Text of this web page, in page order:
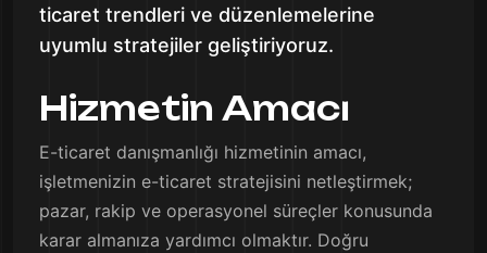
ticaret trendleri ve düzenlemelerine
uyumlu stratejiler geliştiriyoruz.
Hizmetin Amacı
E-ticaret danışmanlığı hizmetinin amacı,
işletmenizin e-ticaret stratejisini netleştirmek;
pazar, rakip ve operasyonel süreçler konusunda
karar almanıza yardımcı olmaktır. Doğru